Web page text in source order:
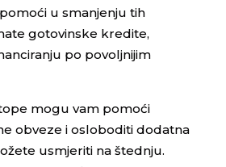
u smanjenju tih
gotovinske kredite,
po povoljnijim
mogu vam pomoći
obveze i osloboditi dodatna
usmjeriti na štednju.